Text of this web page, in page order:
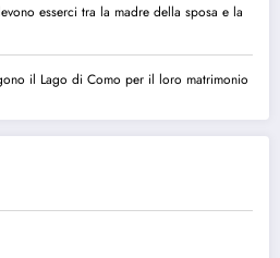
esserci tra la madre della sposa e la
il Lago di Como per il loro matrimonio